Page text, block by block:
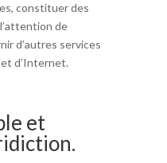
constituer des
de
d’autres services
d’Internet.
et